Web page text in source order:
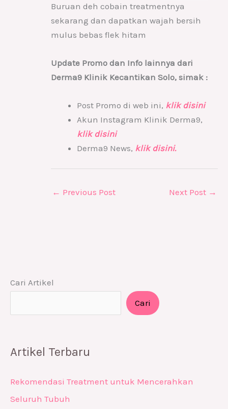
Cari Artikel
Cari
Artikel Terbaru
Rekomendasi Treatment untuk Mencerahkan
Seluruh Tubuh
Buruan deh cobain treatmentnya
sekarang dan dapatkan wajah bersih
mulus bebas flek hitam
Update Promo dan Info lainnya dari
Derma9 Klinik Kecantikan Solo, simak :
Post Promo di web ini, klik disini
Akun Instagram Klinik Derma9,
klik disini
Derma9 News, klik disini.
← Previous Post Next Post →